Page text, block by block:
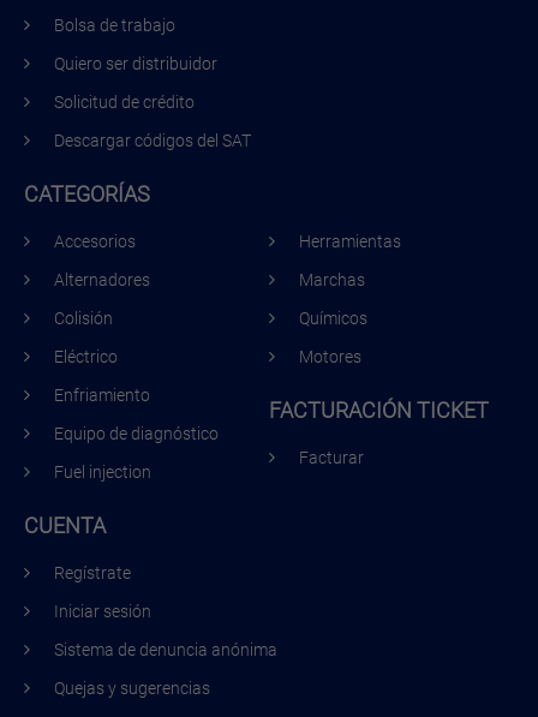
Bolsa de trabajo
Quiero ser distribuidor
Solicitud de crédito
Descargar códigos del SAT
CATEGORÍAS
Accesorios
Alternadores
Colisión
Eléctrico
Enfriamiento
Equipo de diagnóstico
Fuel injection
Herramientas
Marchas
Químicos
Motores
FACTURACIÓN TICKET
Facturar
CUENTA
Regístrate
Iniciar sesión
Sistema de denuncia anónima
Quejas y sugerencias